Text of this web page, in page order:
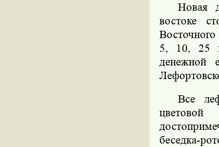
Новая
востоке
5, 10, 25
денежной
Все
беседка-